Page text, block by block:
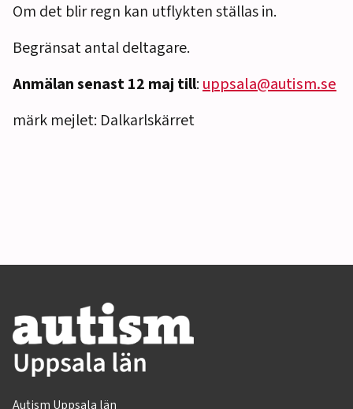
Om det blir regn kan utflykten ställas in.
Begränsat antal deltagare.
Anmälan senast 12 maj till:uppsala@autism.se
märk mejlet: Dalkarlskärret
Autism Uppsala län